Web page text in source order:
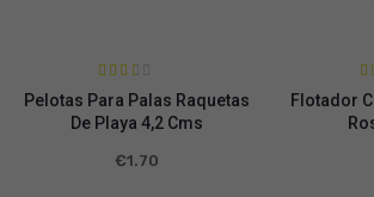
do en
2.44
de 5
Pelotas Para Palas Raquetas
De Playa 4,2 Cms
€1.70
Flotador